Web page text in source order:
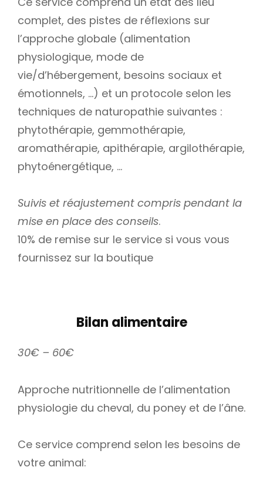
complet, des pistes de réflexions sur
l’approche globale (alimentation
physiologique, mode de
vie/d’hébergement, besoins sociaux et
émotionnels, …) et un protocole selon les
techniques de naturopathie suivantes :
phytothérapie, gemmothérapie,
aromathérapie, apithérapie, argilothérapie,
phytoénergétique, …
Suivis et réajustement compris pendant la
mise en place des conseils.
10% de remise sur le service si vous vous
fournissez sur la boutique
Bilan alimentaire
30€ – 60€
Approche nutritionnelle de l’alimentation
physiologie du cheval, du poney et de l’âne.
Ce service comprend selon les besoins de
votre animal: